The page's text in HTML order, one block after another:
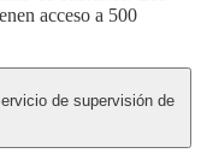
acceso a 500
de supervisión de